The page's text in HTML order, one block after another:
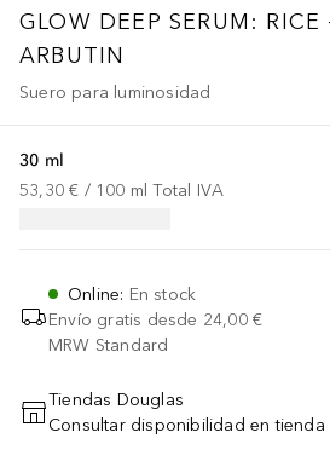
GLOW DEEP SERUM:
ARBUTIN
Suero para luminosidad
30 ml
53,30 € / 100 ml Total IVA
Online: En stock
Envío gratis desde 24,00 €
MRW Standard
AÑADIR AL
Tiendas Douglas
Consultar disponibilidad en tienda